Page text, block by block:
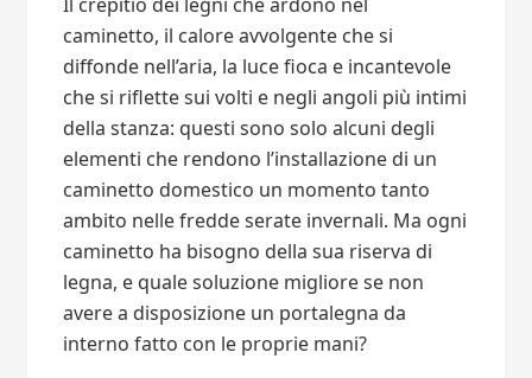
caminetto, il calore avvolgente che si
diffonde nell’aria, la luce fioca e incantevole
che si riflette sui volti e negli angoli più intimi
della stanza: questi sono solo alcuni degli
elementi che rendono l’installazione di un
caminetto domestico un momento tanto
ambito nelle fredde serate invernali. Ma ogni
caminetto ha bisogno della sua riserva di
legna, e quale soluzione migliore se non
avere a disposizione un portalegna da
interno fatto con le proprie mani?